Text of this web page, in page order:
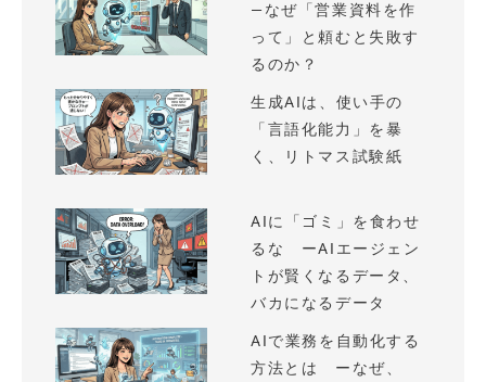
—なぜ「営業資料を作
って」と頼むと失敗す
るのか？
生成AIは、使い手の
「言語化能力」を暴
く、リトマス試験紙
AIに「ゴミ」を食わせ
るな ーAIエージェン
トが賢くなるデータ、
バカになるデータ
AIで業務を自動化する
方法とは ーなぜ、